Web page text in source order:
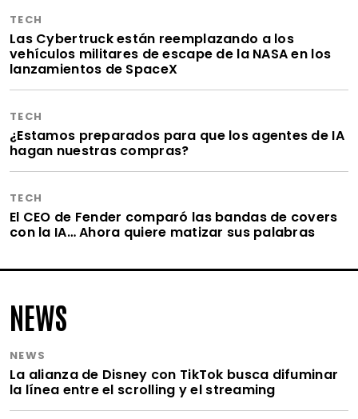
TECH
Las Cybertruck están reemplazando a los
vehículos militares de escape de la NASA en los
lanzamientos de SpaceX
TECH
¿Estamos preparados para que los agentes de IA
hagan nuestras compras?
TECH
El CEO de Fender comparó las bandas de covers
con la IA… Ahora quiere matizar sus palabras
NEWS
NEWS
La alianza de Disney con TikTok busca difuminar
la línea entre el scrolling y el streaming